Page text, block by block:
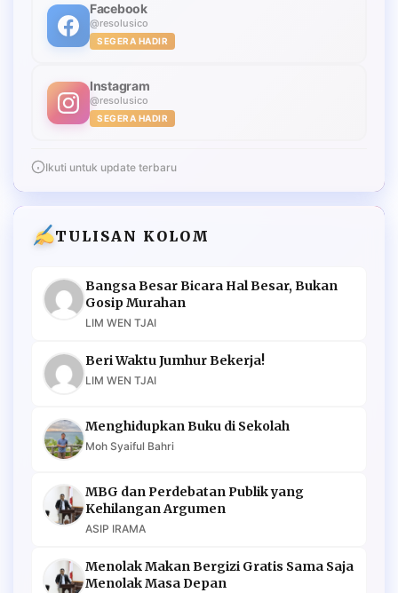
Facebook
@resolusico
SEGERA HADIR
Instagram
@resolusico
SEGERA HADIR
Ikuti untuk update terbaru
TULISAN KOLOM
Bangsa Besar Bicara Hal Besar, Bukan
Gosip Murahan
LIM WEN TJAI
Beri Waktu Jumhur Bekerja!
LIM WEN TJAI
Menghidupkan Buku di Sekolah
Moh Syaiful Bahri
MBG dan Perdebatan Publik yang
Kehilangan Argumen
ASIP IRAMA
Menolak Makan Bergizi Gratis Sama Saja
Menolak Masa Depan